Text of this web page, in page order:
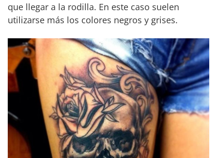
que llegar a la rodilla. En este caso suelen
utilizarse más los colores negros y grises.